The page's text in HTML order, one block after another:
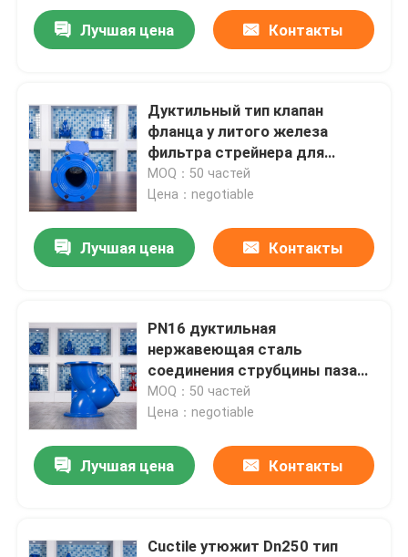
Лучшая цена Контакты
Дуктильный тип клапан
фланца y литого железа
фильтра стрейнера для
водораздела Dn150
MOQ：50 частей
Цена：negotiable
Лучшая цена Контакты
PN16 дуктильная
нержавеющая сталь
соединения струбцины паза
фильтра литого железа y
мелкосеточная
MOQ：50 частей
Цена：negotiable
Лучшая цена Контакты
Cuctile утюжит Dn250 тип